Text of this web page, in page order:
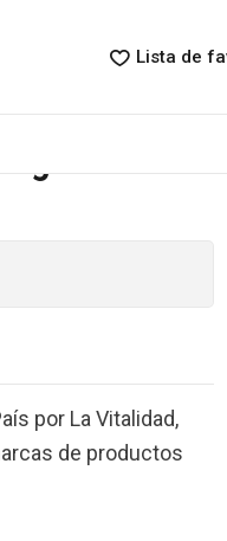
Lista de
Acuario
por La Vitalidad,
de productos